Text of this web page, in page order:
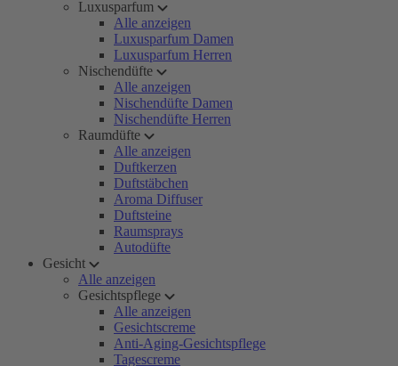
Luxusparfum
Alle anzeigen
Luxusparfum Damen
Luxusparfum Herren
Nischendüfte
Alle anzeigen
Nischendüfte Damen
Nischendüfte Herren
Raumdüfte
Alle anzeigen
Duftkerzen
Duftstäbchen
Aroma Diffuser
Duftsteine
Raumsprays
Autodüfte
Gesicht
Alle anzeigen
Gesichtspflege
Alle anzeigen
Gesichtscreme
Anti-Aging-Gesichtspflege
Tagescreme